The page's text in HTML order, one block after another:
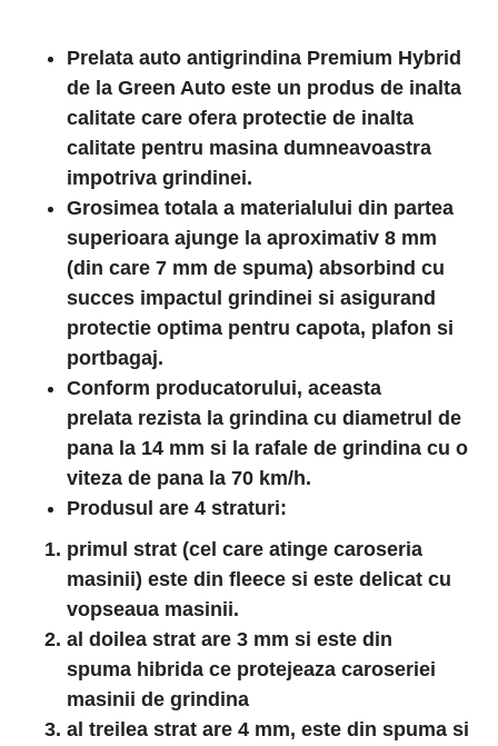
Prelata auto antigrindina Premium Hybrid
de la Green Auto este un produs de inalta
calitate care ofera protectie de inalta
calitate pentru masina dumneavoastra
impotriva grindinei.
Grosimea totala a materialului din partea
superioara ajunge la aproximativ 8 mm
(din care 7 mm de spuma) absorbind cu
succes impactul grindinei si asigurand
protectie optima pentru capota, plafon si
portbagaj.
Conform producatorului, aceasta
prelata rezista la grindina cu diametrul de
pana la 14 mm si la rafale de grindina cu o
viteza de pana la 70 km/h.
Produsul are 4 straturi:
primul strat (cel care atinge caroseria
masinii) este din fleece si este delicat cu
vopseaua masinii.
al doilea strat are 3 mm si este din
spuma hibrida ce protejeaza caroseriei
masinii de grindina
al treilea strat are 4 mm, este din spuma si